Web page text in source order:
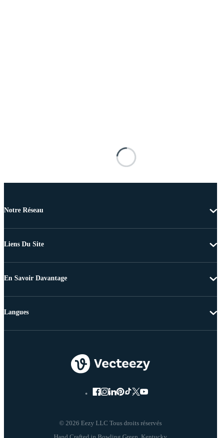
Notre Réseau
Liens Du Site
En Savoir Davantage
© 2026 Eezy LLC Tous droits réservés
Langues